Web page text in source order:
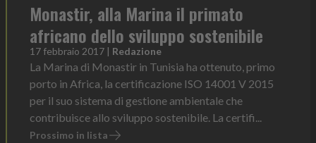
Monastir, alla Marina il primato
africano dello sviluppo sostenibile
17 febbraio 2017 | Redazione
La Marina di Monastir in Tunisia ha ottenuto, primo
porto in Africa, la certificazione ISO 14001 V 2015
per il suo sistema di gestione ambientale che
contribuisce allo sviluppo sostenibile. La certifi...
Prossimo in lista